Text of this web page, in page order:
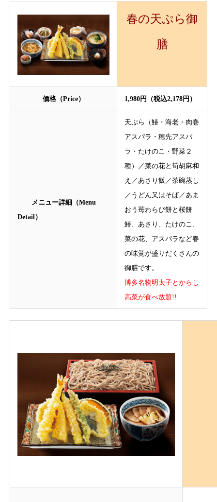
春の天ぷら御
膳
価格（Price） 1,980円（税込2,178円）
メニュー詳細（Menu
Detail）
天ぷら（鰆・海老・肉巻
アスパラ・穂先アスパ
ラ・たけのこ・野菜２
種）／菜の花と筍胡麻和
え／あさり飯／茶碗蒸し
／うどん又はそば／あま
おう苺わらび餅と桜餅
鰆、あさり、たけのこ、
菜の花、アスパラなど春
の味覚が盛りだくさんの
御膳です。
博多名物明太子とからし
高菜が食べ放題!!